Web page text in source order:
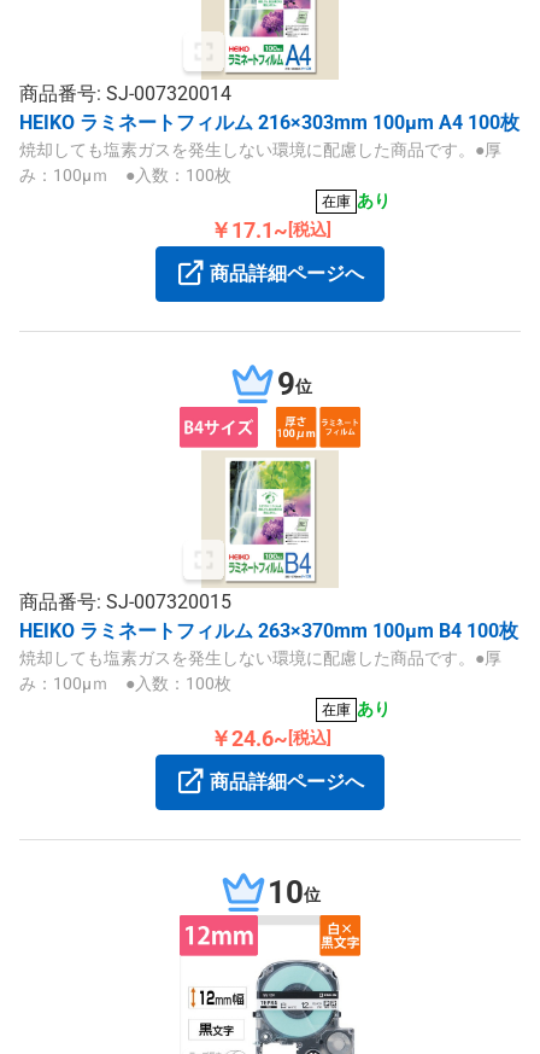
商品番号: SJ-007320014
HEIKO ラミネートフィルム 216×303mm 100μm A4 100枚
焼却しても塩素ガスを発生しない環境に配慮した商品です。●厚
み：100μｍ ●入数：100枚
在庫 あり
￥17.1~ [税込]
商品詳細ページへ
9位
商品番号: SJ-007320015
HEIKO ラミネートフィルム 263×370mm 100μm B4 100枚
焼却しても塩素ガスを発生しない環境に配慮した商品です。●厚
み：100μｍ ●入数：100枚
在庫 あり
￥24.6~ [税込]
商品詳細ページへ
10位